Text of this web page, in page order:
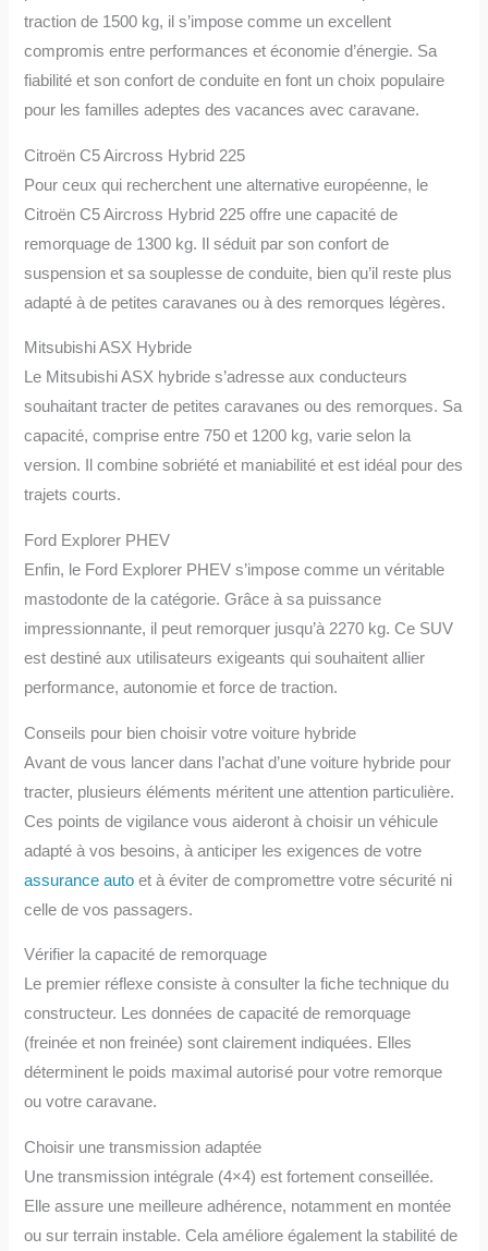
traction de 1500 kg, il s’impose comme un excellent
compromis entre performances et économie d’énergie. Sa
fiabilité et son confort de conduite en font un choix populaire
pour les familles adeptes des vacances avec caravane.
Citroën C5 Aircross Hybrid 225
Pour ceux qui recherchent une alternative européenne, le
Citroën C5 Aircross Hybrid 225 offre une capacité de
remorquage de 1300 kg. Il séduit par son confort de
suspension et sa souplesse de conduite, bien qu’il reste plus
adapté à de petites caravanes ou à des remorques légères.
Mitsubishi ASX Hybride
Le Mitsubishi ASX hybride s’adresse aux conducteurs
souhaitant tracter de petites caravanes ou des remorques. Sa
capacité, comprise entre 750 et 1200 kg, varie selon la
version. Il combine sobriété et maniabilité et est idéal pour des
trajets courts.
Ford Explorer PHEV
Enfin, le Ford Explorer PHEV s’impose comme un véritable
mastodonte de la catégorie. Grâce à sa puissance
impressionnante, il peut remorquer jusqu’à 2270 kg. Ce SUV
est destiné aux utilisateurs exigeants qui souhaitent allier
performance, autonomie et force de traction.
Conseils pour bien choisir votre voiture hybride
Avant de vous lancer dans l’achat d’une voiture hybride pour
tracter, plusieurs éléments méritent une attention particulière.
Ces points de vigilance vous aideront à choisir un véhicule
adapté à vos besoins, à anticiper les exigences de votre
assurance auto et à éviter de compromettre votre sécurité ni
celle de vos passagers.
Vérifier la capacité de remorquage
Le premier réflexe consiste à consulter la fiche technique du
constructeur. Les données de capacité de remorquage
(freinée et non freinée) sont clairement indiquées. Elles
déterminent le poids maximal autorisé pour votre remorque
ou votre caravane.
Choisir une transmission adaptée
Une transmission intégrale (4×4) est fortement conseillée.
Elle assure une meilleure adhérence, notamment en montée
ou sur terrain instable. Cela améliore également la stabilité de